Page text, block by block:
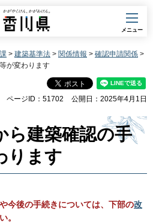
香川県
メニュー
> 建築基準法 > 関係情報 > 確認申請関係 >
が変わります
ページID：51702 公開日：2025年4月1日
ら建築確認の手
ります
今後の手続きについては、下部の改
。